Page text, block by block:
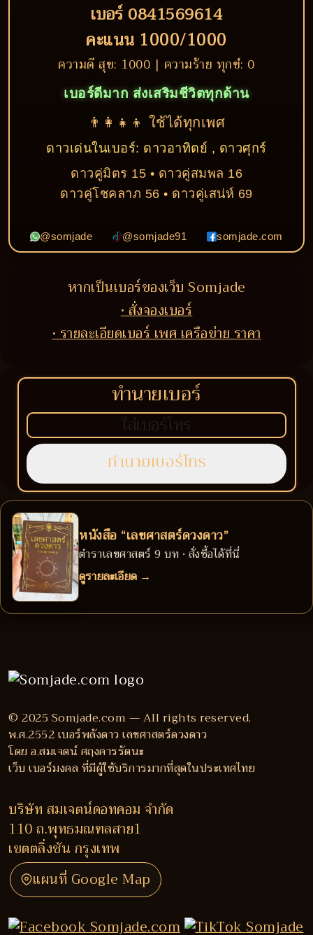
เบอร์ 0841569614
คะแนน 1000/1000
ความดี สุข: 1000 | ความร้าย ทุกข์: 0
เบอร์ดีมาก ส่งเสริมชีวิตทุกด้าน
👨‍👩‍👧‍👦 ใช้ได้ทุกเพศ
ดาวเด่นในเบอร์: ดาวอาทิตย์ , ดาวศุกร์
ดาวคู่มิตร 15 • ดาวคู่สมพล 16
ดาวคู่โชคลาภ 56 • ดาวคู่เสน่ห์ 69
@somjade @somjade91 somjade.com
หากเป็นเบอร์ของเว็บ Somjade
• สั่งจองเบอร์
• รายละเอียดเบอร์ เพศ เครือข่าย ราคา
ทำนายเบอร์
หนังสือ “เลขศาสตร์ดวงดาว”
ตำราเลขศาสตร์ 9 บท • สั่งซื้อได้ที่นี่
ดูรายละเอียด →
© 2025 Somjade.com — All rights reserved.
พ.ศ.2552 เบอร์พลังดาว เลขศาสตร์ดวงดาว
โดย อ.สมเจตน์ ศฤงคารรัตนะ
เว็บ เบอร์มงคล ที่มีผู้ใช้บริการมากที่สุดในประเทศไทย
บริษัท สมเจตน์ดอทคอม จำกัด
110 ถ.พุทธมณฑลสาย1
เขตตลิ่งชัน กรุงเทพ
แผนที่ Google Map